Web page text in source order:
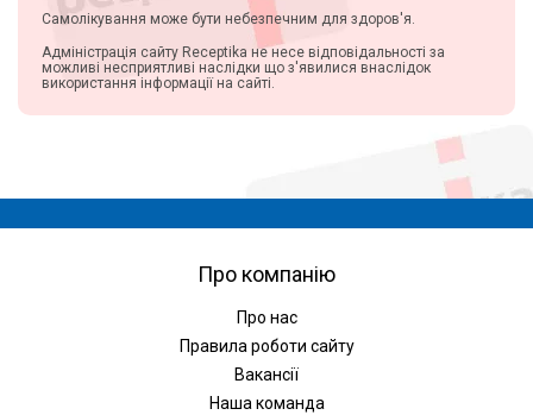
Самолікування може бути небезпечним для здоров'я.
Адміністрація сайту Receptika не несе відповідальності за
можливі несприятливі наслідки що з'явилися внаслідок
використання інформації на сайті.
Про компанію
Про нас
Правила роботи сайту
Вакансії
Наша команда